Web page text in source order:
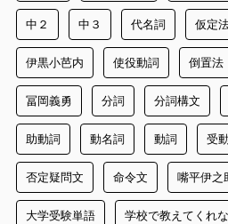
中２ 中３ 代名詞 仮定
伊黒小芭内 使役動詞 倒置法
冨岡義勇 分詞 分詞構文
助動詞 動名詞 動詞 受
否定疑問文 命令文 嘴平伊之
大学受験単語 学校で教えてくれ